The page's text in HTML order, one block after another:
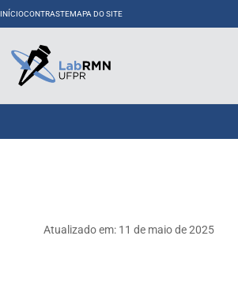
INÍCIOCONTRASTEMAPA DO SITE
Atualizado em: 11 de maio de 2025